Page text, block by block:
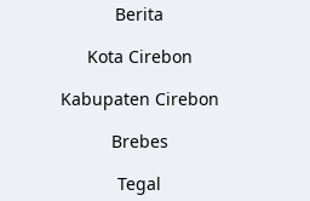
Berita
Kota Cirebon
Kabupaten Cirebon
Brebes
Tegal